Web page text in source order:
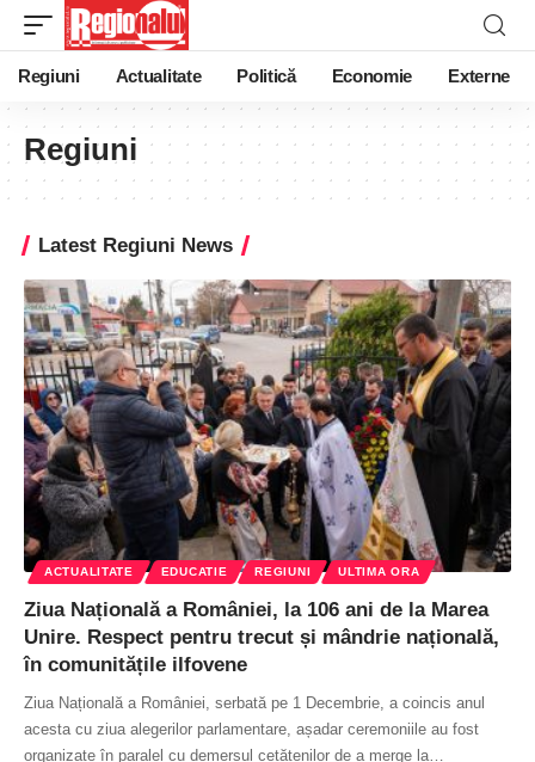
Regiuni Actualitate Politică Economie Externe
Regiuni
Latest Regiuni News
ACTUALITATE EDUCATIE REGIUNI ULTIMA ORA
Ziua Națională a României, la 106 ani de la Marea
Unire. Respect pentru trecut și mândrie națională,
în comunitățile ilfovene
Ziua Națională a României, serbată pe 1 Decembrie, a coincis anul
acesta cu ziua alegerilor parlamentare, așadar ceremoniile au fost
organizate în paralel cu demersul cetățenilor de a merge la